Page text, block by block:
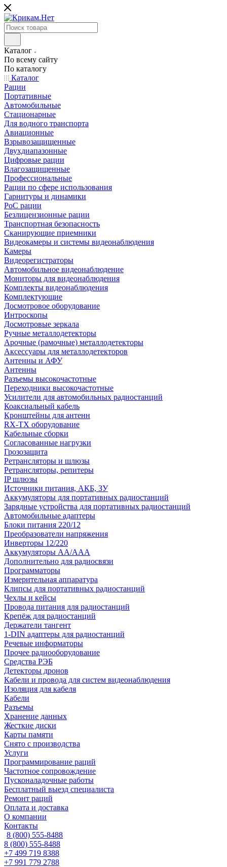
Каталог
По всему сайту
По каталогу
Каталог
Рации
Портативные
Автомобильные
Стационарные
Для водного транспорта
Авиационные
Взрывозащищенные
Двухдиапазонные
Цифровые рации
Влагозащищенные
Профессиональные
Рации по сфере использования
Гарнитуры и динамики
PoC рации
Безлицензионные рации
Транспортная безопасность
Сканирующие приемники
Видеокамеры и системы видеонаблюдения
Камеры
Видеорегистраторы
Автомобильное видеонаблюдение
Мониторы для видеонаблюдения
Комплекты видеонаблюдения
Комплектующие
Досмотровое оборудование
Интроскопы
Досмотровые зеркала
Ручные металлодетекторы
Арочные (рамочные) металлодетекторы
Аксессуары для металлодетекторов
Антенны и АФУ
Антенны
Разъемы высокочастотные
Переходники высокочастотные
Усилители для автомобильных радиостанций
Коаксиальный кабель
Кронштейны для антенн
RX-TX оборудование
Кабельные сборки
Согласованные нагрузки
Грозозащита
Ретрансляторы и шлюзы
Ретрансляторы, репитеры
IP шлюзы
Источники питания, АКБ, ЗУ
Аккумуляторы для портативных радиостанций
Зарядные устройства для портативных радиостанций
Автомобильные адаптеры
Блоки питания 220/12
Преобразователи напряжения
Инверторы 12/220
Аккумуляторы АА/ААА
Дополнительно для радиосвязи
Программаторы
Измерительная аппаратура
Клипсы для портативных радиостанций
Чехлы и кейсы
Провода питания для радиостанций
Крепёж для радиостанций
Держатели тангент
1-DIN адаптеры для радиостанций
Речевые информаторы
Прочее радиооборудование
Средства РЭБ
Детекторы дронов
Кабели и провода для систем видеонаблюдения
Изоляция для кабеля
Кабели
Разъемы
Хранение данных
Жесткие диски
Карты памяти
Снято с производства
Услуги
Программирование раций
Частотное сопровождение
Пусконаладочные работы
Бесплатный выезд специалиста
Ремонт раций
Оплата и доставка
О компании
Контакты
8 (800) 555-8488
8 (800) 555-8488
+7 499 719 8388
+7 991 779 2788